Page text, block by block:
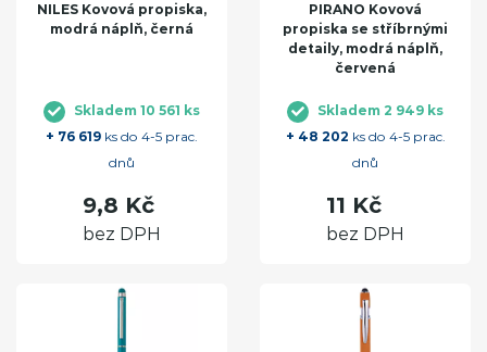
NILES Kovová propiska,
modrá náplň, černá
Skladem 10 561 ks
+ 76 619 ks do 4-5 prac.
dnů
9,8 Kč
bez DPH
PIRANO Kovová
propiska se stříbrnými
detaily, modrá náplň,
červená
Skladem 2 949 ks
+ 48 202 ks do 4-5 prac.
dnů
11 Kč
bez DPH